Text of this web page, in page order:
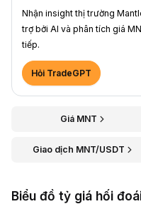
Nhận insight thị trường
trợ bởi AI và phân tích giá
tiếp.
Hỏi TradeGPT
Giá MNT
Giao dịch MNT/USDT
Biểu đồ tỷ giá hối